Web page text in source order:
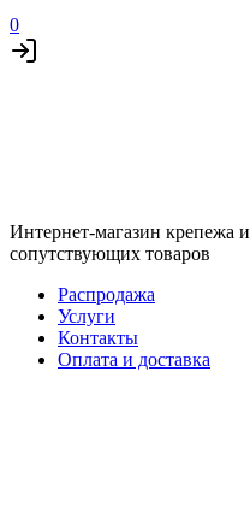
0
Интернет-магазин крепежа и
сопутствующих товаров
Распродажа
Услуги
Контакты
Оплата и доставка